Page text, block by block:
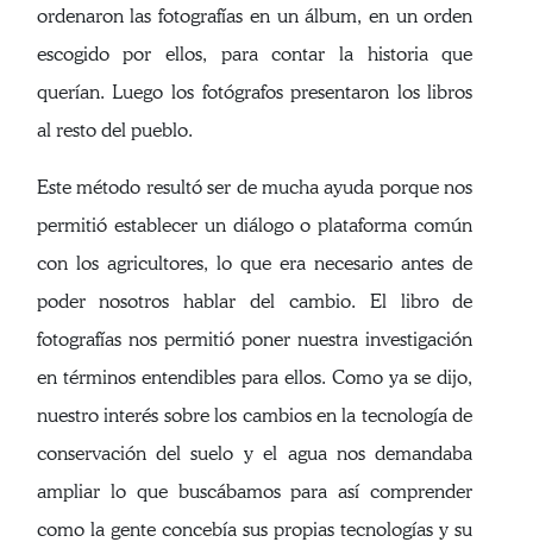
ordenaron las fotografías en un álbum, en un orden
escogido por ellos, para contar la historia que
querían. Luego los fotógrafos presentaron los libros
al resto del pueblo.
Este método resultó ser de mucha ayuda porque nos
permitió establecer un diálogo o plataforma común
con los agricultores, lo que era necesario antes de
poder nosotros hablar del cambio. El libro de
fotografías nos permitió poner nuestra investigación
en términos entendibles para ellos. Como ya se dijo,
nuestro interés sobre los cambios en la tecnología de
conservación del suelo y el agua nos demandaba
ampliar lo que buscábamos para así comprender
como la gente concebía sus propias tecnologías y su